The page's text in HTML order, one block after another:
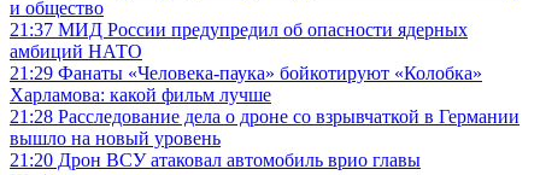
и общество
21:37 МИД России предупредил об опасности ядерных
амбиций НАТО
21:29 Фанаты «Человека-паука» бойкотируют «Колобка»
Харламова: какой фильм лучше
21:28 Расследование дела о дроне со взрывчаткой в Германии
вышло на новый уровень
21:20 Дрон ВСУ атаковал автомобиль врио главы